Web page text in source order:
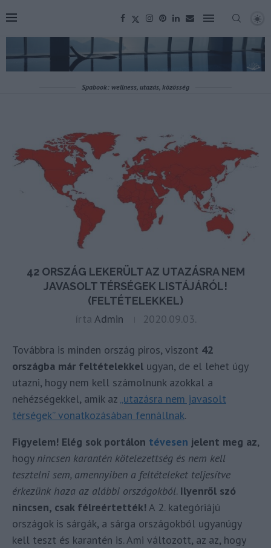
Spabook: wellness, utazás, közösség
42 ORSZÁG LEKERÜLT AZ UTAZÁSRA NEM
JAVASOLT TÉRSÉGEK LISTÁJÁRÓL!
(FELTÉTELEKKEL)
írta Admin 2020.09.03.
Továbbra is minden ország piros, viszont 42
országba már feltételekkel ugyan, de el lehet úgy
utazni, hogy nem kell számolnunk azokkal a
nehézségekkel, amik az „utazásra nem javasolt
térségek” vonatkozásában fennállnak.
Figyelem! Elég sok portálon tévesen jelent meg az,
hogy nincsen karantén kötelezettség és nem kell
tesztelni sem, amennyiben a feltételeket teljesítve
érkezünk haza az alábbi országokból. Ilyenről szó
nincsen, csak félreértették! A 2. kategóriájú
országok is sárgák, a sárga országokból ugyanúgy
kell teszt és karantén is. Ami változott, az az, hogy